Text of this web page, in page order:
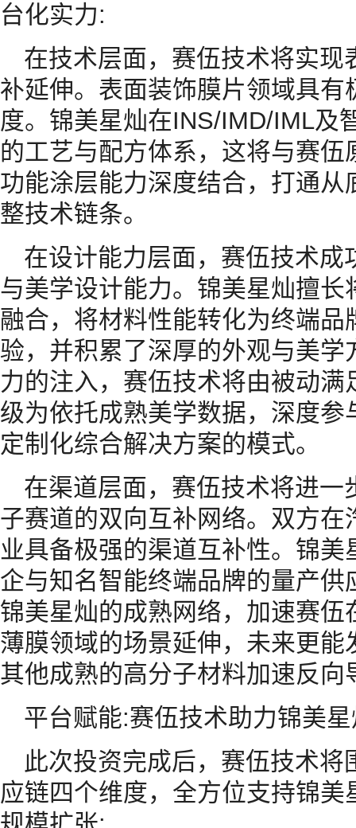
台化实力:
在技术层面，赛伍技术将实
补延伸。表面装饰膜片领域具
度。锦美星灿在INS/IMD/IML及
的工艺与配方体系，这将与赛
功能涂层能力深度结合，打通
整技术链条。
在设计能力层面，赛伍技术
与美学设计能力。锦美星灿擅
融合，将材料性能转化为终端
验，并积累了深厚的外观与美
力的注入，赛伍技术将由被动
级为依托成熟美学数据，深度
定制化综合解决方案的模式。
在渠道层面，赛伍技术将进
子赛道的双向互补网络。双方
业具备极强的渠道互补性。锦
企与知名智能终端品牌的量产
锦美星灿的成熟网络，加速赛
薄膜领域的场景延伸，未来更
其他成熟的高分子材料加速反
平台赋能:赛伍技术助力锦美
此次投资完成后，赛伍技术
应链四个维度，全方位支持锦